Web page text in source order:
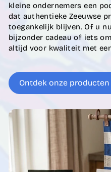
kleine ondernemers een
dat authentieke Zeeuwse
toegankelijk blijven. Of u
bijzonder cadeau of iets
altijd voor kwaliteit met
Ontdek onze producten